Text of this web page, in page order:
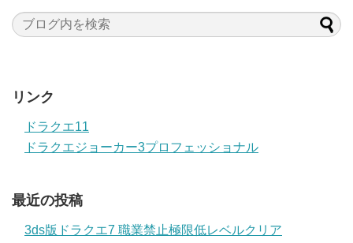
リンク
ドラクエ11
ドラクエジョーカー3プロフェッショナル
最近の投稿
3ds版ドラクエ7 職業禁止極限低レベルクリア